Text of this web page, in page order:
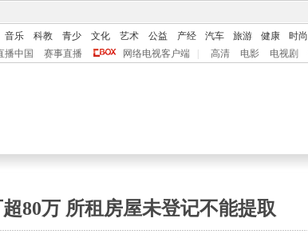
音乐 科教 青少 文化 艺术 公益 产经 汽车 旅游 健康 时尚
播中国 赛事直播 网络电视客户端 高清 电影 电视剧
80万 所租房屋未登记不能提取